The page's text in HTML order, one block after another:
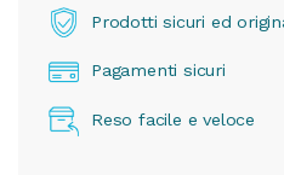
Prodotti sicuri ed
Pagamenti sicuri
Reso facile e veloce